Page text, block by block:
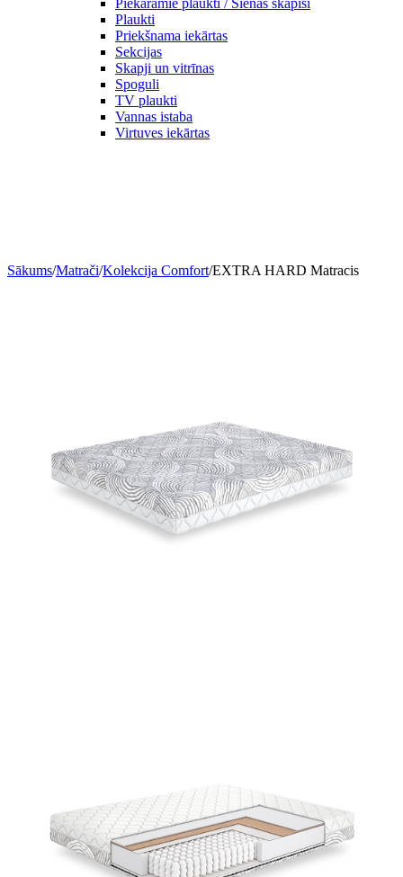
Piekaramie plaukti / Sienas skapiši
Plaukti
Priekšnama iekārtas
Sekcijas
Skapji un vitrīnas
Spoguli
TV plaukti
Vannas istaba
Virtuves iekārtas
Sākums/Matrači/Kolekcija Comfort/EXTRA HARD Matracis